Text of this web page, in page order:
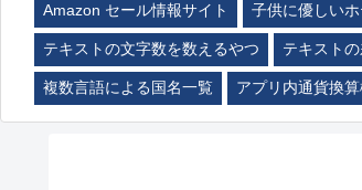
Amazon セール情報サイト 子供に優しい
テキストの文字数を数えるやつ テキスト
複数言語による国名一覧 アプリ内通貨換